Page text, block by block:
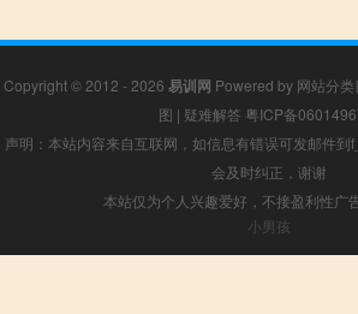
Copyright © 2012 - 2026 易训网 Powered by 网站分类
图 | 疑难解答 粤ICP备
声明：本站内容来自互联网，如信息有错误可发邮件
会及时纠正，谢谢
本站仅为个人兴趣爱好，不接盈利性广
小男孩